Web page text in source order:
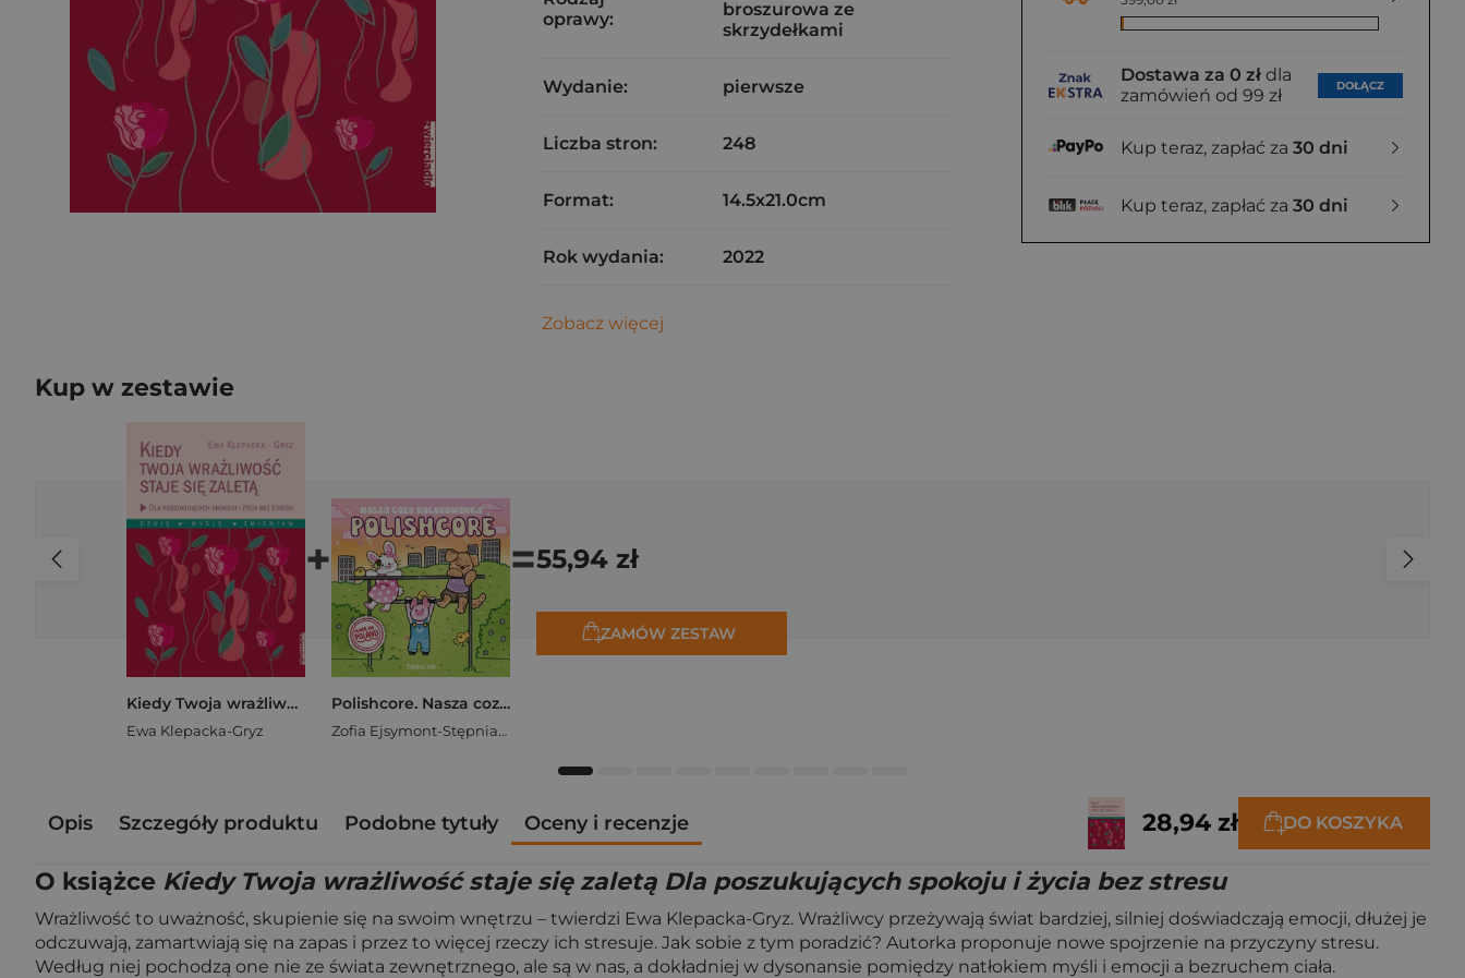
Dostawa za 0 zł dla
zamówień od 99 zł
DOŁĄCZ
Kup teraz, zapłać za 30 dni
Kup teraz, zapłać za 30 dni
oprawy:
broszurowa ze
skrzydełkami
Wydanie: pierwsze
Liczba stron: 248
Format: 14.5x21.0cm
Rok wydania: 2022
Zobacz więcej
Kup w zestawie
Kiedy Twoja wrażliwość staje się zaletą Dla poszukujących spokoju i życia bez stresu
Ewa Klepacka-Gryz
+
Polishcore. Nasza cozy kolorowanka
Zofia Ejsymont-Stępniak „Timka.ink”
=55,94 zł
ZAMÓW ZESTAW
Opis Szczegóły produktu Podobne tytuły Oceny i recenzje 28,94 zł DO KOSZYKA
O książce Kiedy Twoja wrażliwość staje się zaletą Dla poszukujących spokoju i życia bez stresu
Wrażliwość to uważność, skupienie się na swoim wnętrzu – twierdzi Ewa Klepacka-Gryz. Wrażliwcy przeżywają świat bardziej, silniej doświadczają emocji, dłużej je
odczuwają, zamartwiają się na zapas i przez to więcej rzeczy ich stresuje. Jak sobie z tym poradzić? Autorka proponuje nowe spojrzenie na przyczyny stresu.
Według niej pochodzą one nie ze świata zewnętrznego, ale są w nas, a dokładniej w dysonansie pomiędzy natłokiem myśli i emocji a bezruchem ciała.